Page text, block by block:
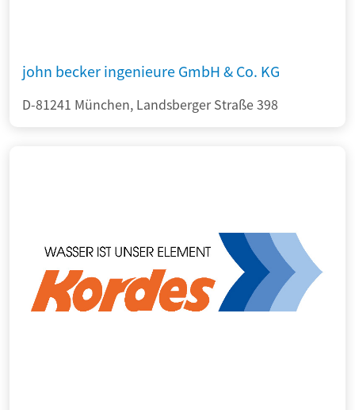
john becker ingenieure GmbH & Co. KG
D-81241 München, Landsberger Straße 398